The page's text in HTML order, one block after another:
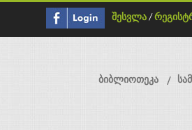
შესვლა /
ბიბლიოთეკა